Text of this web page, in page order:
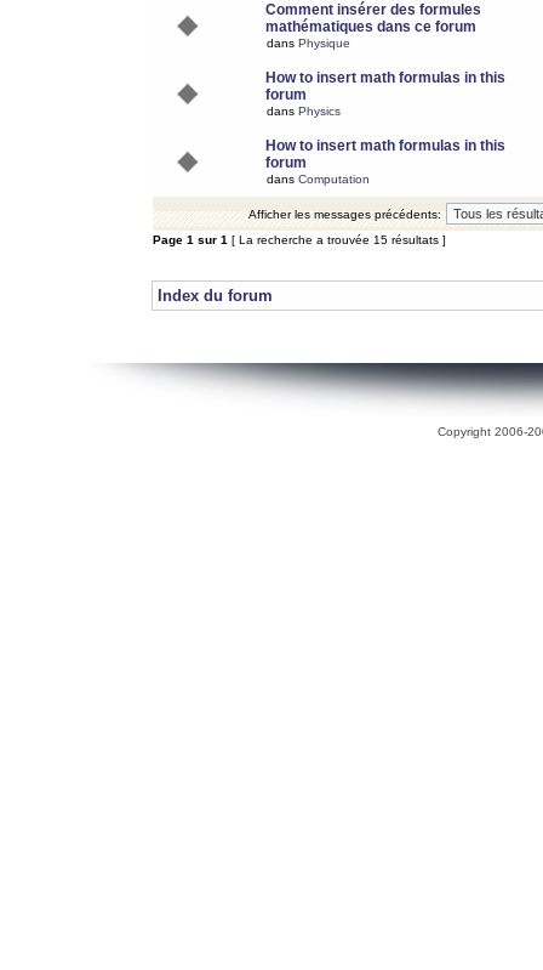
Comment insérer des formules
mathématiques dans ce forum
dans Physique
How to insert math formulas in this
forum
dans Physics
How to insert math formulas in this
forum
dans Computation
Afficher les messages précédents:
Page 1 sur 1 [ La recherche a trouvée 15 résultats ]
Index du forum
Copyright 2006-